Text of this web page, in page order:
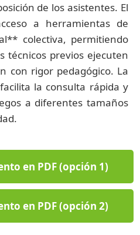
de los asistentes. El
a herramientas de
colectiva, permitiendo
técnicos previos ejecuten
con rigor pedagógico. La
la consulta rápida y
a diferentes tamaños
en PDF (opción 1)
en PDF (opción 2)